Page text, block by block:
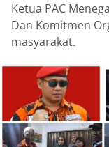
Ketua PAC
Dan Komitmen
masyarakat.